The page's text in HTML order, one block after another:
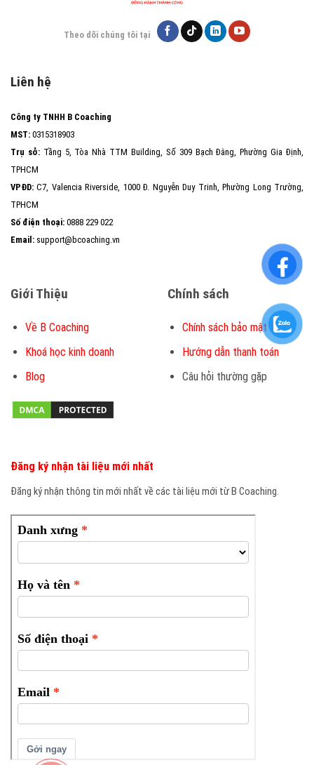
Theo dõi chúng tôi tại
Liên hệ
Công ty TNHH B Coaching
MST: 0315318903
Trụ sở:Tầng 5, Tòa Nhà TTM Building, Số 309 Bạch Đằng, Phường Gia Định,
TPHCM
VPĐD: C7, Valencia Riverside, 1000 Đ. Nguyễn Duy Trinh, Phường Long Trường,
TPHCM
Số điện thoại: 0888 229 022
Email: support@bcoaching.vn
Giới Thiệu
Về B Coaching
Khoá học kinh doanh
Blog
Chính sách
Chính sách bảo mật
Hướng dẫn thanh toán
Câu hỏi thường gặp
Đăng ký nhận tài liệu mới nhất
Đăng ký nhận thông tin mới nhất về các tài liệu mới từ B Coaching.